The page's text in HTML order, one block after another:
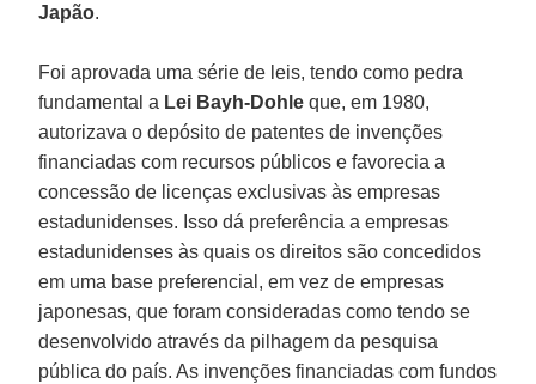
Japão.
Foi aprovada uma série de leis, tendo como pedra
fundamental a Lei Bayh-Dohle que, em 1980,
autorizava o depósito de patentes de invenções
financiadas com recursos públicos e favorecia a
concessão de licenças exclusivas às empresas
estadunidenses. Isso dá preferência a empresas
estadunidenses às quais os direitos são concedidos
em uma base preferencial, em vez de empresas
japonesas, que foram consideradas como tendo se
desenvolvido através da pilhagem da pesquisa
pública do país. As invenções financiadas com fundos